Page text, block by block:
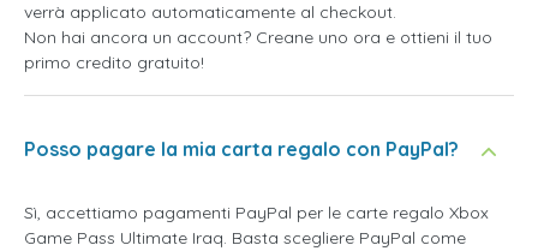
verrà applicato automaticamente al checkout.
Non hai ancora un account? Creane uno ora e ottieni il tuo
primo credito gratuito!
Posso pagare la mia carta regalo con PayPal?
Sì, accettiamo pagamenti PayPal per le carte regalo Xbox
Game Pass Ultimate Iraq. Basta scegliere PayPal come